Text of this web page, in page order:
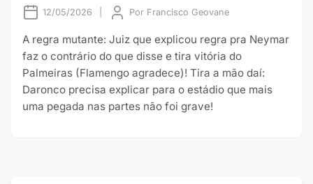
12/05/2026 Por Francisco Geovane
A regra mutante: Juiz que explicou regra pra Neymar
faz o contrário do que disse e tira vitória do
Palmeiras (Flamengo agradece)! Tira a mão daí:
Daronco precisa explicar para o estádio que mais
uma pegada nas partes não foi grave!